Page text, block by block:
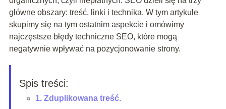
główne obszary: treść, linki i technika. W tym artykule
skupimy się na tym ostatnim aspekcie i omówimy
najczęstsze błędy techniczne SEO, które mogą
negatywnie wpływać na pozycjonowanie strony.
Spis treści:
1. Zduplikowana treść.